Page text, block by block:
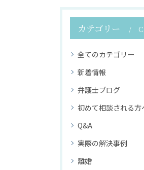
カテゴリー
全てのカテゴリー
新着情報
弁護士ブログ
初めて相談される方
Q&A
実際の解決事例
離婚